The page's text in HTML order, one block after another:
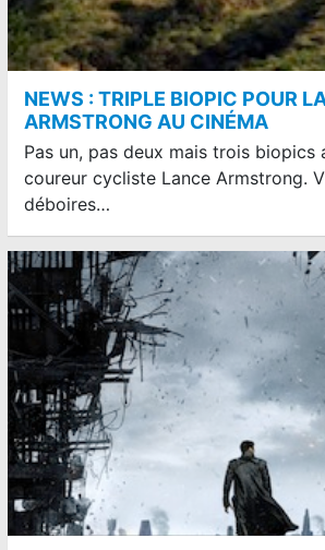
NEWS : TRIPLE BIOPIC POUR
ARMSTRONG AU CINÉMA
Pas un, pas deux mais trois biopics
coureur cycliste Lance Armstrong.
déboires…